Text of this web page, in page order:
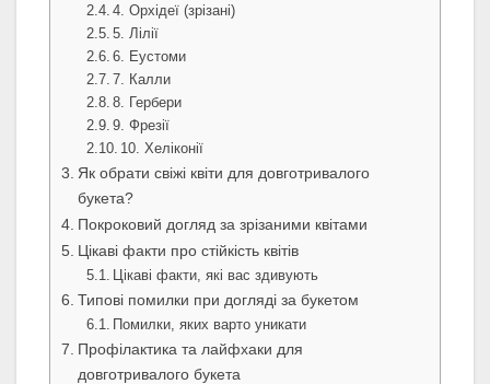
4. Орхідеї (зрізані)
5. Лілії
6. Еустоми
7. Калли
8. Гербери
9. Фрезії
10. Хеліконії
Як обрати свіжі квіти для довготривалого
букета?
Покроковий догляд за зрізаними квітами
Цікаві факти про стійкість квітів
Цікаві факти, які вас здивують
Типові помилки при догляді за букетом
Помилки, яких варто уникати
Профілактика та лайфхаки для
довготривалого букета